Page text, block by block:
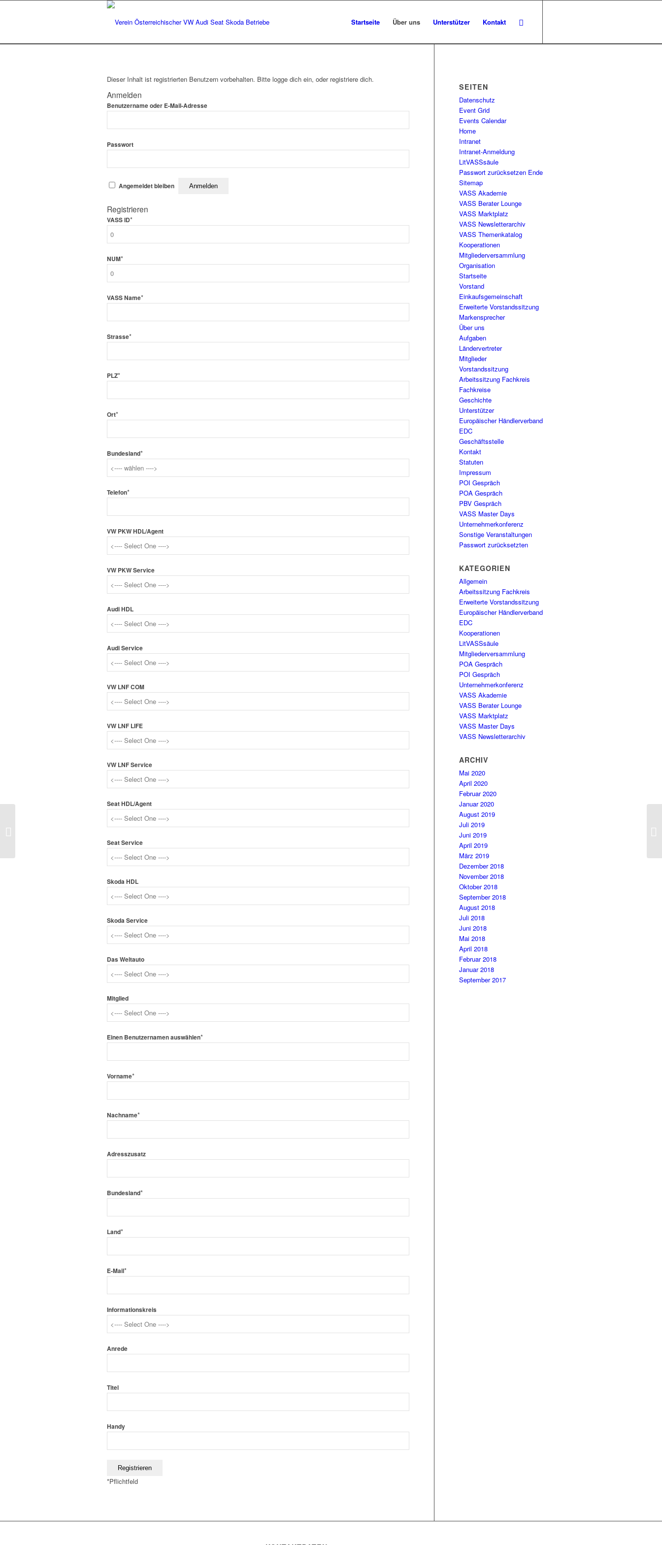
Startseite Über uns Unterstützer Kontakt
Dieser Inhalt ist registrierten Benutzern vorbehalten. Bitte logge dich ein, oder registriere dich.
Anmelden
Benutzername oder E-Mail-Adresse
Passwort
Angemeldet bleiben
Registrieren
VASS ID*
NUM*
VASS Name*
Strasse*
PLZ*
Ort*
Bundesland*
Telefon*
VW PKW HDL/Agent
VW PKW Service
Audi HDL
Audi Service
VW LNF COM
VW LNF LIFE
VW LNF Service
Seat HDL/Agent
Seat Service
Skoda HDL
Skoda Service
Das Weltauto
Mitglied
Einen Benutzernamen auswählen*
Vorname*
Nachname*
Adresszusatz
Bundesland*
Land*
E-Mail*
Informationskreis
Anrede
Titel
Handy
*Pflichtfeld
SEITEN
Datenschutz
Event Grid
Events Calendar
Home
Intranet
Intranet-Anmeldung
LitVASSsäule
Passwort zurücksetzen Ende
Sitemap
VASS Akademie
VASS Berater Lounge
VASS Marktplatz
VASS Newsletterarchiv
VASS Themenkatalog
Kooperationen
Mitgliederversammlung
Organisation
Startseite
Vorstand
Einkaufsgemeinschaft
Erweiterte Vorstandssitzung
Markensprecher
Über uns
Aufgaben
Ländervertreter
Mitglieder
Vorstandssitzung
Arbeitssitzung Fachkreis
Fachkreise
Geschichte
Unterstützer
Europäischer Händlerverband
EDC
Geschäftsstelle
Kontakt
Statuten
Impressum
POI Gespräch
POA Gespräch
PBV Gespräch
VASS Master Days
Unternehmerkonferenz
Sonstige Veranstaltungen
Passwort zurücksetzten
KATEGORIEN
Allgemein
Arbeitssitzung Fachkreis
Erweiterte Vorstandssitzung
Europäischer Händlerverband
EDC
Kooperationen
LitVASSsäule
Mitgliederversammlung
POA Gespräch
POI Gespräch
Unternehmerkonferenz
VASS Akademie
VASS Berater Lounge
VASS Marktplatz
VASS Master Days
VASS Newsletterarchiv
ARCHIV
Mai 2020
April 2020
Februar 2020
Januar 2020
August 2019
Juli 2019
Juni 2019
April 2019
März 2019
Dezember 2018
November 2018
Oktober 2018
September 2018
August 2018
Juli 2018
Juni 2018
Mai 2018
April 2018
Februar 2018
Januar 2018
September 2017